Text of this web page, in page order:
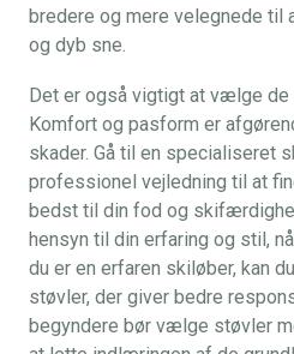
bredere og mere velegnede til
og dyb sne.
Det er også vigtigt at vælge
Komfort og pasform er
skader. Gå til en specialiseret
professionel vejledning til at
bedst til din fod og
hensyn til din erfaring og stil,
du er en erfaren skiløber, kan
støvler, der giver bedre
begyndere bør vælge støvler